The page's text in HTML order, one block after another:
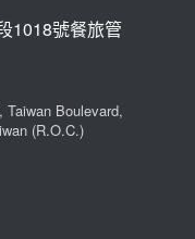
1018號餐旅管
Boulevard,
(R.O.C.)